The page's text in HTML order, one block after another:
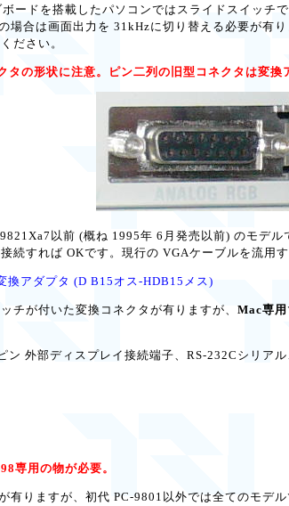
ードを搭載したパソコンではスライドスイッチ
場合は画面出力を 31kHzに切り替える必要が有
ださい。
の形状に注意。ピン二列の旧型コネクタは変換
以前 (概ね 1995年 6月発売以前) のモデ
続すれば OKです。現行の VGAケーブルを流用
換アダプタ (D B15オス-HDB15メス)
チが付いた変換コネクタが有りますが、 Mac専用
外部ディスプレイ接続端子、RS-232Cシリア
専用の物が必要。
りますが、初代 PC-9801以外では全てのモデ